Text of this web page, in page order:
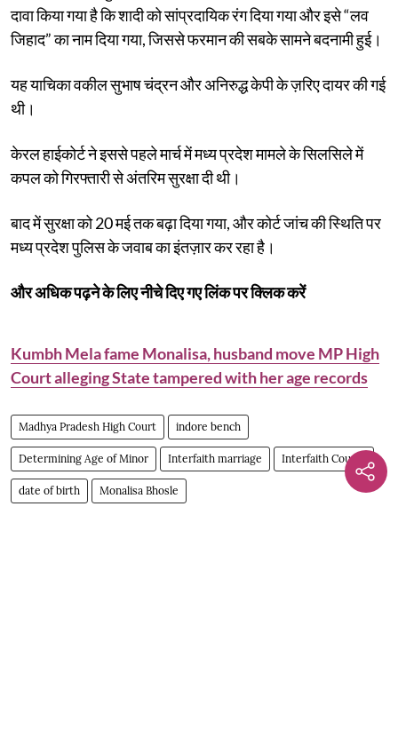
दावा किया गया है कि शादी को सांप्रदायिक रंग दिया गया और इसे “लव
जिहाद” का नाम दिया गया, जिससे फरमान की सबके सामने बदनामी हुई।
यह याचिका वकील सुभाष चंद्रन और अनिरुद्ध केपी के ज़रिए दायर की गई
थी।
केरल हाईकोर्ट ने इससे पहले मार्च में मध्य प्रदेश मामले के सिलसिले में
कपल को गिरफ्तारी से अंतरिम सुरक्षा दी थी।
बाद में सुरक्षा को 20 मई तक बढ़ा दिया गया, और कोर्ट जांच की स्थिति पर
मध्य प्रदेश पुलिस के जवाब का इंतज़ार कर रहा है।
और अधिक पढ़ने के लिए नीचे दिए गए लिंक पर क्लिक करें
Kumbh Mela fame Monalisa, husband move MP High
Court alleging State tampered with her age records
Madhya Pradesh High Court indore bench
Determining Age of Minor Interfaith marriage Interfaith Couple
date of birth Monalisa Bhosle